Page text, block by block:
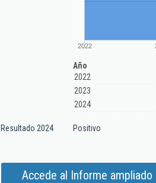
2022
Año
2022
2023
2024
Resultado 2024 Positivo
Accede al Informe ampliado